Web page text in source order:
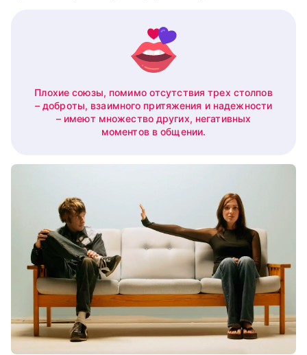
Плохие союзы, помимо отсутствия трех столпов
– доброты, взаимного притяжения и надежности
– имеют множество других, негативных
моментов в общении.